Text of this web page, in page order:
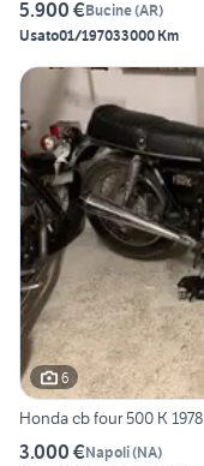
5.900 €Bucine(AR)
Usato01/197033000 Km
6
Honda cb four 500 K 1978
3.000 €Napoli(NA)